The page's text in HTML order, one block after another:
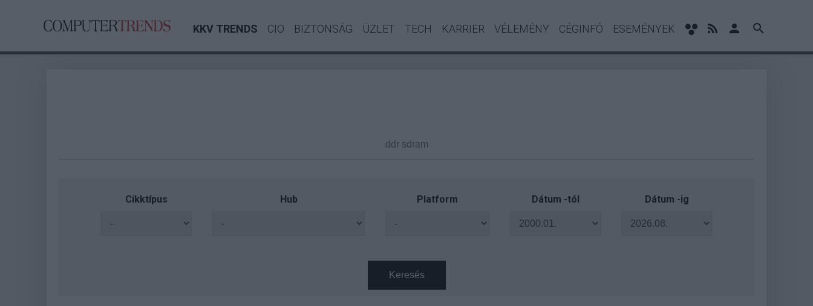
KKV TRENDS CIO BIZTONSÁG ÜZLET TECH KARRIER VÉLEMÉNY CÉGINFÓ ESEMÉNYEK
Cikktípus Hub Platform Dátum -tól Dátum -ig
Keresés